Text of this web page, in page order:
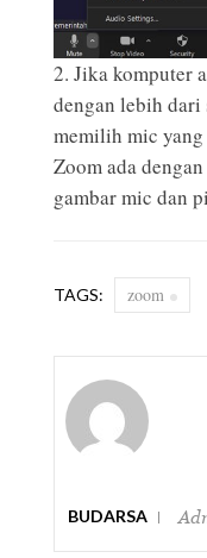
2. Jika komputer
dengan lebih dari
memilih mic
Zoom ada
gambar mic dan
TAGS: zoom
BUDARSA